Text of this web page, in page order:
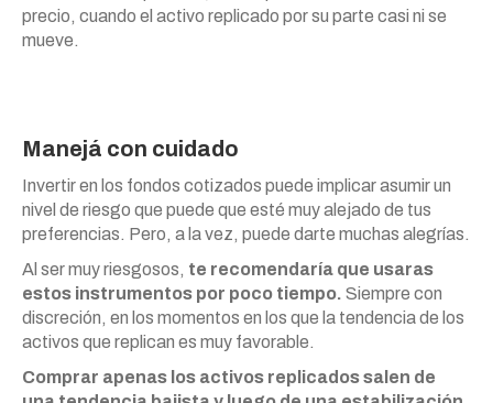
precio, cuando el activo replicado por su parte casi ni se
mueve.
Manejá con cuidado
Invertir en los fondos cotizados puede implicar asumir un
nivel de riesgo que puede que esté muy alejado de tus
preferencias. Pero, a la vez, puede darte muchas alegrías.
Al ser muy riesgosos, te recomendaría que usaras
estos instrumentos por poco tiempo. Siempre con
discreción, en los momentos en los que la tendencia de los
activos que replican es muy favorable.
Comprar apenas los activos replicados salen de